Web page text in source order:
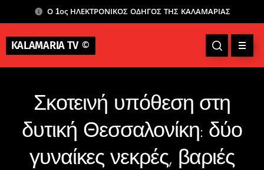
Ο 1ος ΗΛΕΚΤΡΟΝΙΚΟΣ ΟΔΗΓΟΣ ΤΗΣ ΚΑΛΑΜΑΡΙΑΣ
KALAMARIA TV©
Σκοτεινή υπόθεση στη
δυτική Θεσσαλονίκη: δύο
γυναίκες νεκρές, βαριές